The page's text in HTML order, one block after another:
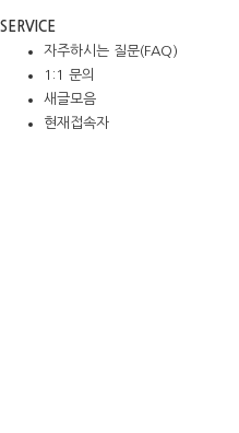
SERVICE
자주하시는 질문(FAQ)
1:1 문의
새글모음
현재접속자